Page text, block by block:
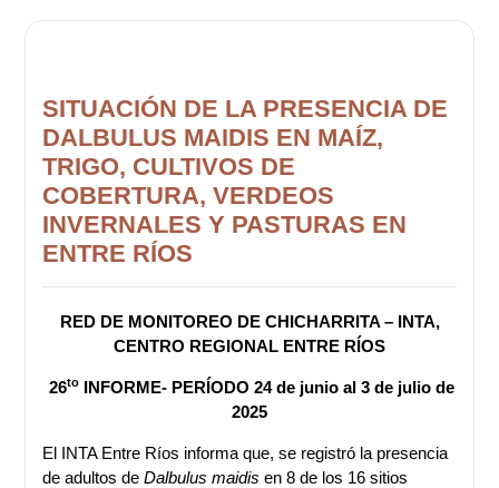
SITUACIÓN DE LA PRESENCIA DE
DALBULUS MAIDIS EN MAÍZ,
TRIGO, CULTIVOS DE
COBERTURA, VERDEOS
INVERNALES Y PASTURAS EN
ENTRE RÍOS
RED DE MONITOREO DE CHICHARRITA – INTA,
CENTRO REGIONAL ENTRE RÍOS
26to INFORME- PERÍODO 24 de junio al 3 de julio de
2025
El INTA Entre Ríos informa que, se registró la presencia
de adultos deDalbulus maidis en 8 de los 16 sitios